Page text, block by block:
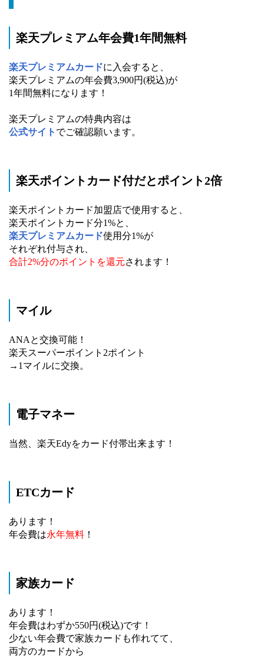
楽天プレミアム年会費1年間無料
楽天プレミアムカードに入会すると、
楽天プレミアムの年会費3,900円(税込)が
1年間無料になります！
楽天プレミアムの特典内容は
公式サイト でご確認願います。
楽天ポイントカード付だとポイント2倍
楽天ポイントカード加盟店で使用すると、
楽天ポイントカード分1%と、
楽天プレミアムカード使用分1%が
それぞれ付与され、
合計2%分のポイントを還元されます！
マイル
ANAと交換可能！
楽天スーパーポイント2ポイント
→1マイルに交換。
電子マネー
当然、楽天Edyをカード付帯出来ます！
ETCカード
あります！
年会費は永年無料 ！
家族カード
あります！
年会費はわずか550円(税込)です！
少ない年会費で家族カードも作れてて、
両方のカードから